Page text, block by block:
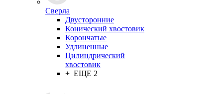
Сверла
Двусторонние
Конический хвостовик
Корончатые
Удлиненные
Цилиндрический
хвостовик
+ ЕЩЕ 2